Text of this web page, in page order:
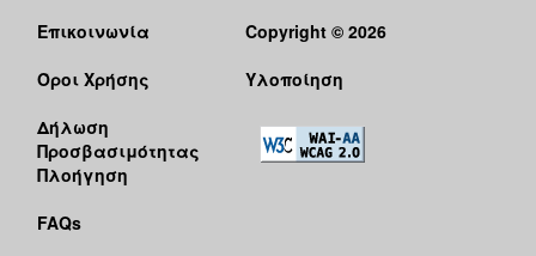
Επικοινωνία
Όροι Χρήσης
Δήλωση
Προσβασιμότητας
Πλοήγηση
FAQs
Copyright © 2026
Υλοποίηση